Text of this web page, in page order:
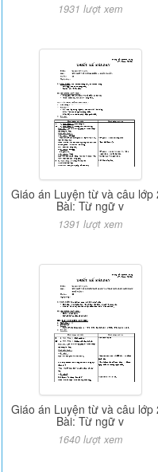
1931 lượt xem
Giáo án Luyện từ và câu lớp
Bài: Từ ngữ v
1391 lượt xem
Giáo án Luyện từ và câu lớp
Bài: Từ ngữ v
1640 lượt xem